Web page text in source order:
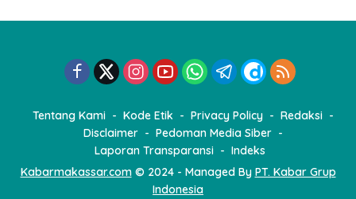
Tentang Kami Kode Etik Privacy Policy
Redaksi
Disclaimer
Pedoman Media Siber
Laporan Transparansi
Indeks
Kabarmakassar.com© 2024 - Managed By PT. Kabar Grup
Indonesia